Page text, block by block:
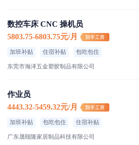
数控车床 CNC 操机员
5803.75-6803.75元/月
加班补贴 住宿补贴 包吃包住
东莞市瀚泽五金塑胶制品有限公司
作业员
4443.32-5459.32元/月
加班补贴 包吃包住 住宿补贴
广东晟颐隆家居制品科技有限公司